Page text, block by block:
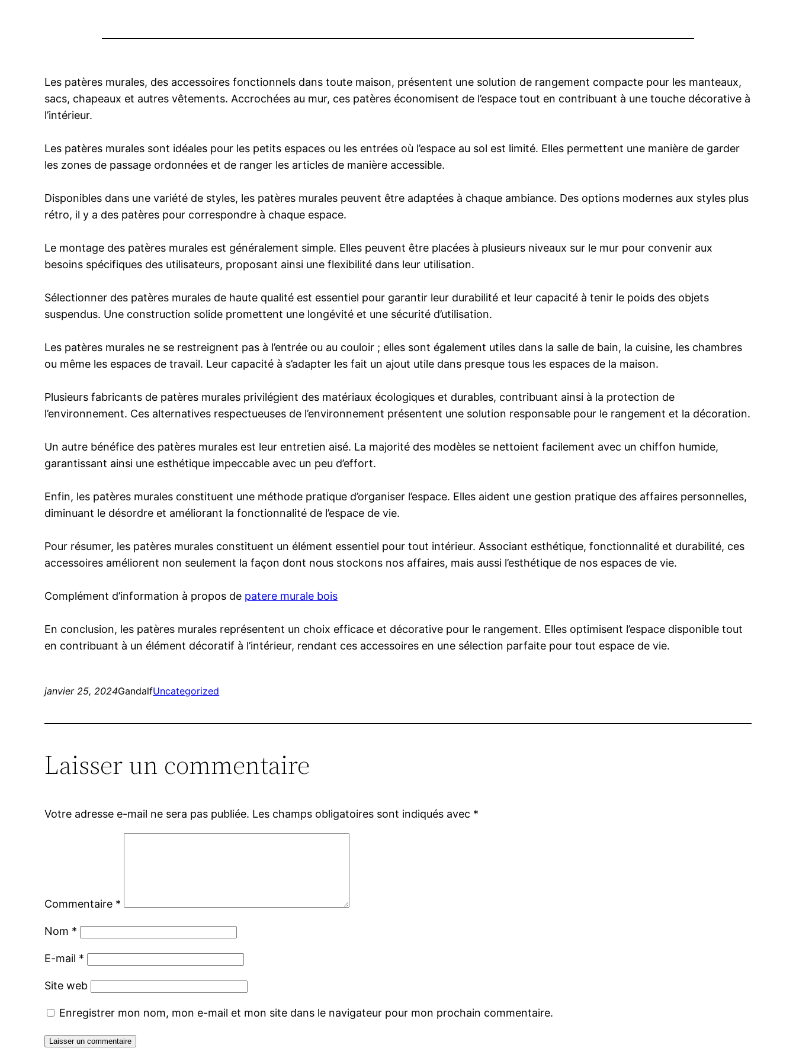
Les patères murales, des accessoires fonctionnels dans toute maison, présentent une solution de rangement compacte pour les manteaux,
sacs, chapeaux et autres vêtements. Accrochées au mur, ces patères économisent de l’espace tout en contribuant à une touche décorative à
l’intérieur.
Les patères murales sont idéales pour les petits espaces ou les entrées où l’espace au sol est limité. Elles permettent une manière de garder
les zones de passage ordonnées et de ranger les articles de manière accessible.
Disponibles dans une variété de styles, les patères murales peuvent être adaptées à chaque ambiance. Des options modernes aux styles plus
rétro, il y a des patères pour correspondre à chaque espace.
Le montage des patères murales est généralement simple. Elles peuvent être placées à plusieurs niveaux sur le mur pour convenir aux
besoins spécifiques des utilisateurs, proposant ainsi une flexibilité dans leur utilisation.
Sélectionner des patères murales de haute qualité est essentiel pour garantir leur durabilité et leur capacité à tenir le poids des objets
suspendus. Une construction solide promettent une longévité et une sécurité d’utilisation.
Les patères murales ne se restreignent pas à l’entrée ou au couloir ; elles sont également utiles dans la salle de bain, la cuisine, les chambres
ou même les espaces de travail. Leur capacité à s’adapter les fait un ajout utile dans presque tous les espaces de la maison.
Plusieurs fabricants de patères murales privilégient des matériaux écologiques et durables, contribuant ainsi à la protection de
l’environnement. Ces alternatives respectueuses de l’environnement présentent une solution responsable pour le rangement et la décoration.
Un autre bénéfice des patères murales est leur entretien aisé. La majorité des modèles se nettoient facilement avec un chiffon humide,
garantissant ainsi une esthétique impeccable avec un peu d’effort.
Enfin, les patères murales constituent une méthode pratique d’organiser l’espace. Elles aident une gestion pratique des affaires personnelles,
diminuant le désordre et améliorant la fonctionnalité de l’espace de vie.
Pour résumer, les patères murales constituent un élément essentiel pour tout intérieur. Associant esthétique, fonctionnalité et durabilité, ces
accessoires améliorent non seulement la façon dont nous stockons nos affaires, mais aussi l’esthétique de nos espaces de vie.
Complément d’information à propos de patere murale bois
En conclusion, les patères murales représentent un choix efficace et décorative pour le rangement. Elles optimisent l’espace disponible tout
en contribuant à un élément décoratif à l’intérieur, rendant ces accessoires en une sélection parfaite pour tout espace de vie.
janvier 25, 2024GandalfUncategorized
Laisser un commentaire
Votre adresse e-mail ne sera pas publiée. Les champs obligatoires sont indiqués avec *
Commentaire *
Nom *
E-mail *
Site web
Enregistrer mon nom, mon e-mail et mon site dans le navigateur pour mon prochain commentaire.